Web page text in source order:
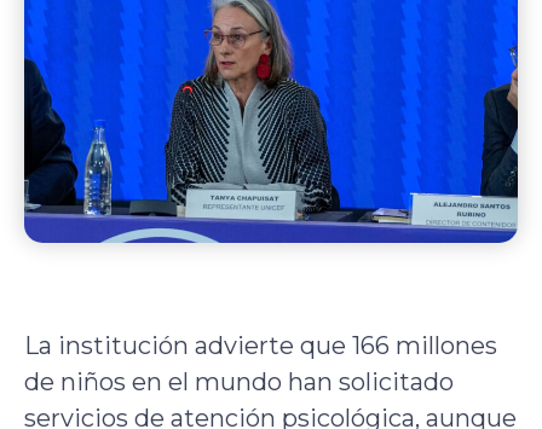
La institución advierte que 166 millones
de niños en el mundo han solicitado
servicios de atención psicológica, aunque